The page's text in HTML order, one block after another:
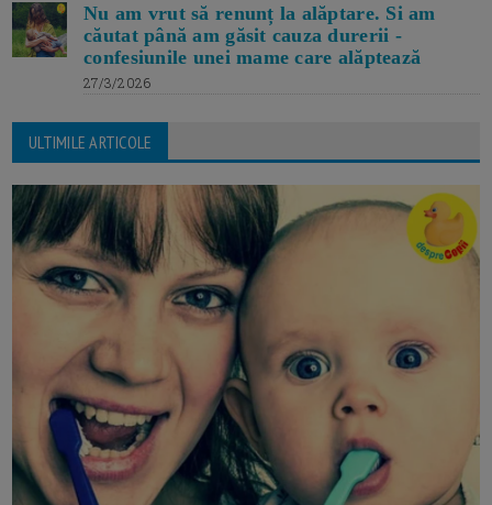
Nu am vrut să renunț la alăptare. Si am
căutat până am găsit cauza durerii -
confesiunile unei mame care alăptează
27/3/2026
ULTIMILE ARTICOLE